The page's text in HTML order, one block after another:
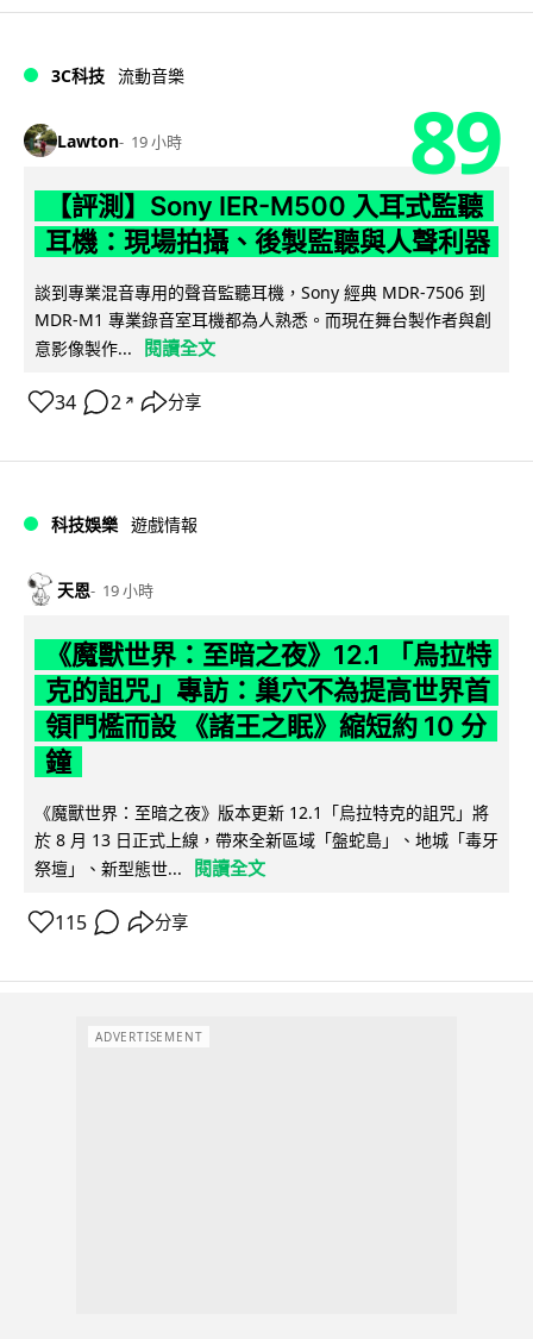
3C科技 流動音樂
Lawton 19 小時 89
【評測】Sony IER-M500 入耳式監聽
耳機：現場拍攝、後製監聽與人聲利器
談到專業混音專用的聲音監聽耳機，Sony 經典 MDR-7506 到
MDR-M1 專業錄音室耳機都為人熟悉。而現在舞台製作者與創
意影像製作...
閱讀全文
34 2 ↗ 分享
科技娛樂 遊戲情報
天恩 19 小時
《魔獸世界：至暗之夜》12.1 「烏拉特
克的詛咒」專訪：巢穴不為提高世界首
領門檻而設 《諸王之眠》縮短約 10 分
鐘
《魔獸世界：至暗之夜》版本更新 12.1「烏拉特克的詛咒」將
於 8 月 13 日正式上線，帶來全新區域「盤蛇島」、地城「毒牙
祭壇」、新型態世...
閱讀全文
115 分享
ADVERTISEMENT